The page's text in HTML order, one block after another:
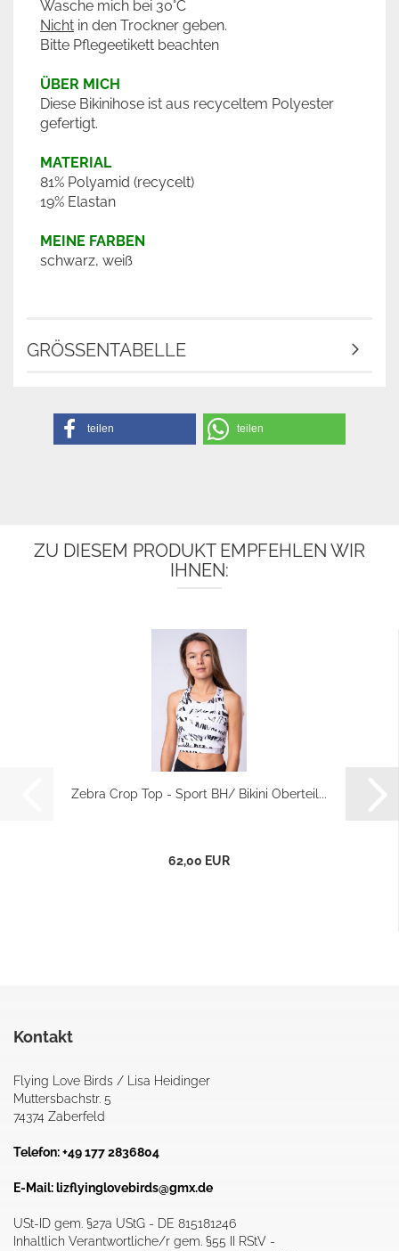
Wasche mich bei 30°C
Nicht in den Trockner geben.
Bitte Pflegeetikett beachten
ÜBER MICH
Diese Bikinihose ist aus recyceltem Polyester
gefertigt.
MATERIAL
81% Polyamid (recycelt)
19% Elastan
MEINE FARBEN
schwarz, weiß
GRÖSSENTABELLE
teilen teilen
ZU DIESEM PRODUKT EMPFEHLEN WIR
IHNEN:
Zebra Crop Top - Sport BH/ Bikini Oberteil...
62,00 EUR
Kontakt
Flying Love Birds / Lisa Heidinger
Muttersbachstr. 5
74374 Zaberfeld
Telefon: +49 177 2836804
E-Mail: lizflyinglovebirds@gmx.de
USt-ID gem. §27a UStG - DE 815181246
Inhaltlich Verantwortliche/r gem. §55 II RStV -